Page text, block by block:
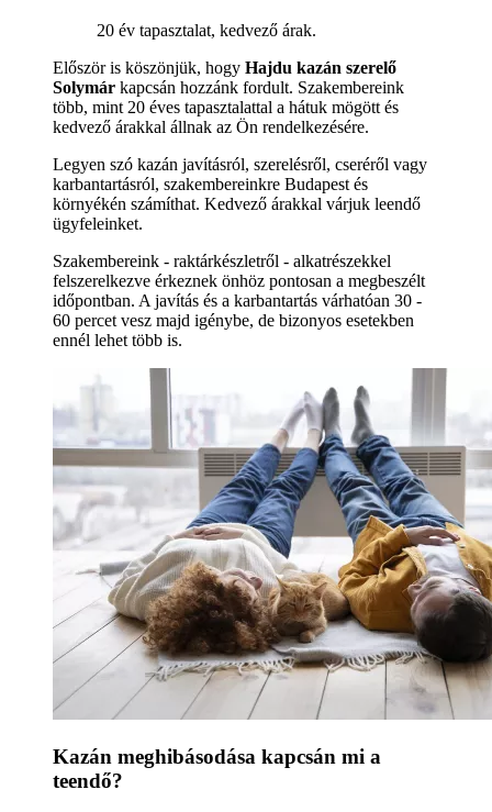
20 év tapasztalat, kedvező árak.
Először is köszönjük, hogy Hajdu kazán szerelő
Solymár kapcsán hozzánk fordult. Szakembereink
több, mint 20 éves tapasztalattal a hátuk mögött és
kedvező árakkal állnak az Ön rendelkezésére.
Legyen szó kazán javításról, szerelésről, cseréről vagy
karbantartásról, szakembereinkre Budapest és
környékén számíthat. Kedvező árakkal várjuk leendő
ügyfeleinket.
Szakembereink - raktárkészletről - alkatrészekkel
felszerelkezve érkeznek önhöz pontosan a megbeszélt
időpontban. A javítás és a karbantartás várhatóan 30 -
60 percet vesz majd igénybe, de bizonyos esetekben
ennél lehet több is.
Kazán meghibásodása kapcsán mi a
teendő?